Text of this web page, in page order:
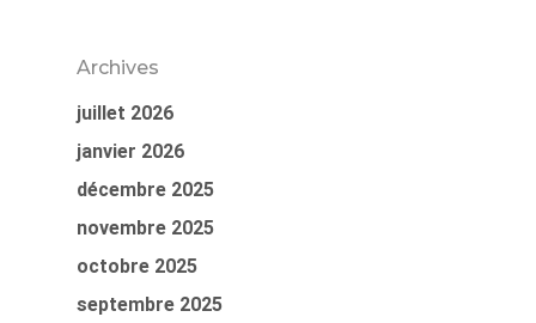
Archives
juillet 2026
janvier 2026
décembre 2025
novembre 2025
octobre 2025
septembre 2025